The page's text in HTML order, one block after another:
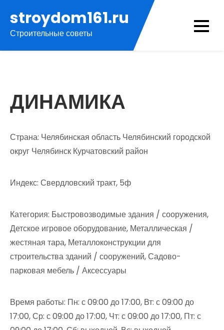
содержимому
stroydom161.ru
Строительные советы
ДИНАМИКА
Страна: Челябинская область Челябинский городской
округ Челябинск Курчатовский район
Индекс: Свердловский тракт, 5ф
Категория: Быстровозводимые здания / сооружения,
Детское игровое оборудование, Металлическая /
жестяная тара, Металлоконструкции для
строительства зданий / сооружений, Садово-
парковая мебель / Аксессуары
Время работы: Пн: с 09:00 до 17:00, Вт: с 09:00 до
17:00, Ср: с 09:00 до 17:00, Чт: с 09:00 до 17:00, Пт: с